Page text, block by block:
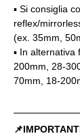
▪️ Si consiglia
reflex/
(ex. 35mm,
▪️ In alternativa
200mm, 28-
70mm, 18-